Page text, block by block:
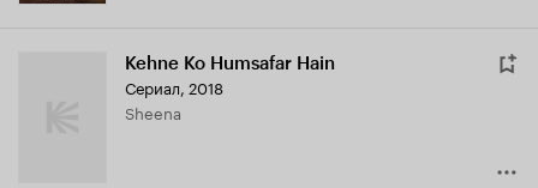
Kehne Ko Humsafar Hain
Сериал, 2018
Sheena